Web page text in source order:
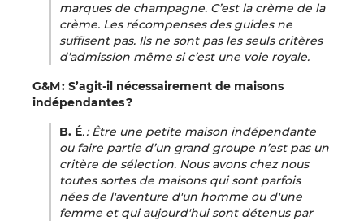
marques de champagne. C’est la crème de la
crème. Les récompenses des guides ne
suffisent pas. Ils ne sont pas les seuls critères
d’admission même si c’est une voie royale.
G&M : S’agit-il nécessairement de maisons
indépendantes ?
B. É. : Être une petite maison indépendante
ou faire partie d’un grand groupe n’est pas un
critère de sélection. Nous avons chez nous
toutes sortes de maisons qui sont parfois
nées de l'aventure d'un homme ou d'une
femme et qui aujourd'hui sont détenus par